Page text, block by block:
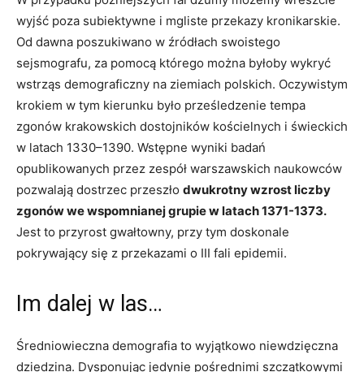
wyjść poza subiektywne i mgliste przekazy kronikarskie.
Od dawna poszukiwano w źródłach swoistego
sejsmografu, za pomocą którego można byłoby wykryć
wstrząs demograficzny na ziemiach polskich. Oczywistym
krokiem w tym kierunku było prześledzenie tempa
zgonów krakowskich dostojników kościelnych i świeckich
w latach 1330–1390. Wstępne wyniki badań
opublikowanych przez zespół warszawskich naukowców
pozwalają dostrzec przeszło dwukrotny wzrost liczby
zgonów we wspomnianej grupie w latach 1371-1373.
Jest to przyrost gwałtowny, przy tym doskonale
pokrywający się z przekazami o III fali epidemii.
Im dalej w las…
Średniowieczna demografia to wyjątkowo niewdzięczna
dziedzina. Dysponując jedynie pośrednimi szczątkowymi